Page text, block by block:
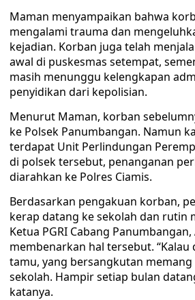
Maman menyampaikan bahwa
mengalami trauma dan
kejadian. Korban juga telah
awal di puskesmas setempat,
masih menunggu kelengkapan
penyidikan dari kepolisian.
Menurut Maman, korban
ke Polsek Panumbangan. Namun
terdapat Unit Perlindungan
di polsek tersebut, penanganan
diarahkan ke Polres Ciamis.
Berdasarkan pengakuan korban,
kerap datang ke sekolah dan rutin
Ketua PGRI Cabang
membenarkan hal tersebut.
tamu, yang bersangkutan
sekolah. Hampir setiap bulan
katanya.